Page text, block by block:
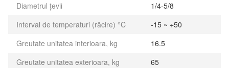
Diametrul țevii
1/4-5/8
Interval de temperaturi (răcire) °C
-15 ~ +50
Greutate unitatea interioara, kg
16.5
Greutate unitatea exterioara, kg
65